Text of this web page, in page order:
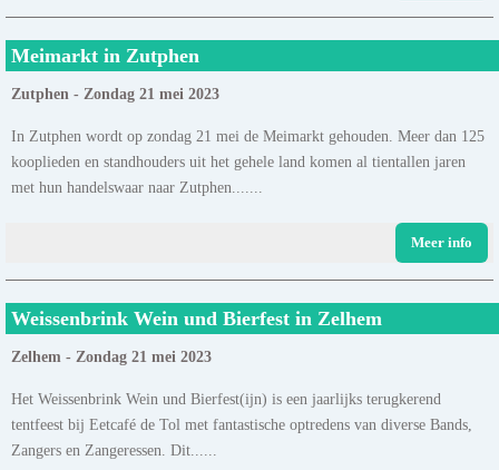
Meimarkt in Zutphen
Zutphen - Zondag 21 mei 2023
In Zutphen wordt op zondag 21 mei de Meimarkt gehouden. Meer dan 125
kooplieden en standhouders uit het gehele land komen al tientallen jaren
met hun handelswaar naar Zutphen.......
Meer info
Weissenbrink Wein und Bierfest in Zelhem
Zelhem - Zondag 21 mei 2023
Het Weissenbrink Wein und Bierfest(ijn) is een jaarlijks terugkerend
tentfeest bij Eetcafé de Tol met fantastische optredens van diverse Bands,
Zangers en Zangeressen. Dit......